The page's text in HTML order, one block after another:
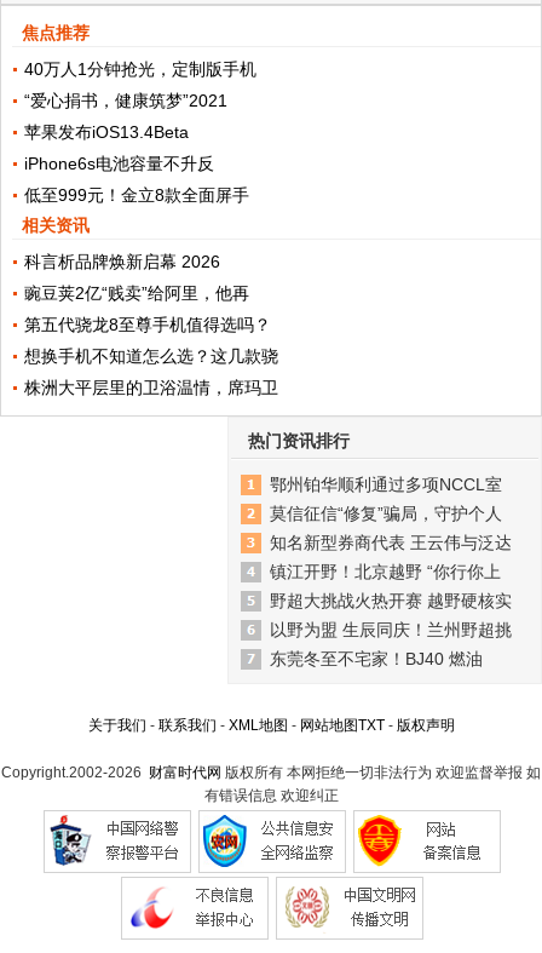
焦点推荐
40万人1分钟抢光，定制版手机
“爱心捐书，健康筑梦”2021
苹果发布iOS13.4Beta
iPhone6s电池容量不升反
低至999元！金立8款全面屏手
相关资讯
科言析品牌焕新启幕 2026
豌豆荚2亿“贱卖”给阿里，他再
第五代骁龙8至尊手机值得选吗？
想换手机不知道怎么选？这几款骁
株洲大平层里的卫浴温情，席玛卫
热门资讯排行
鄂州铂华顺利通过多项NCCL室
莫信征信“修复”骗局，守护个人
知名新型券商代表 王云伟与泛达
镇江开野！北京越野 “你行你上
野超大挑战火热开赛 越野硬核实
以野为盟 生辰同庆！兰州野超挑
东莞冬至不宅家！BJ40 燃油
关于我们 - 联系我们 - XML地图 - 网站地图TXT- 版权声明
Copyright.2002-2026 财富时代网 版权所有 本网拒绝一切非法行为 欢迎监督举报 如
有错误信息 欢迎纠正